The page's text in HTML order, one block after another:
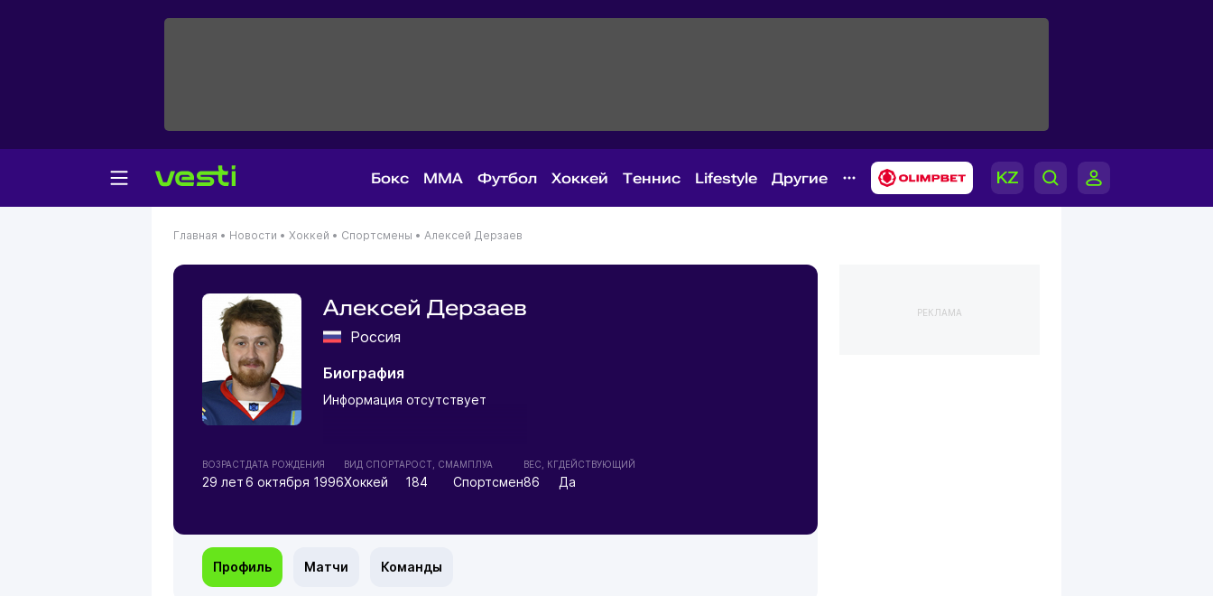
Бокс MMA Футбол Хоккей Теннис Lifestyle Другие
Главная • Новости • Хоккей • Спортсмены • Алексей Дерзаев
Алексей Дерзаев
Россия
Биография
Информация отсутствует
ВОЗРАСТ
29 лет
ДАТА РОЖДЕНИЯ
6 октября 1996
ВИД СПОРТА
Хоккей
РОСТ, СМ
184
АМПЛУА
Спортсмен
ВЕС, КГ
86
ДЕЙСТВУЮЩИЙ
Да
Профиль Матчи Команды
РЕКЛАМА